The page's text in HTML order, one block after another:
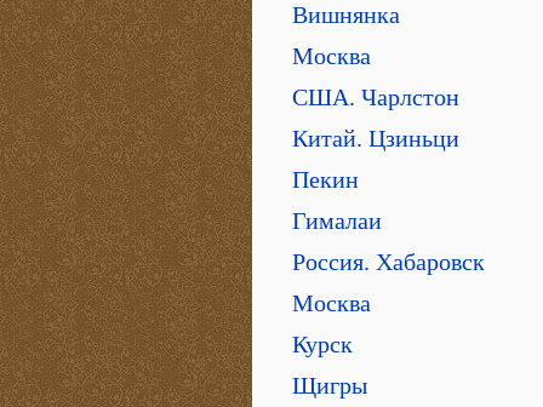
Вишнянка
Москва
США. Чарлстон
Китай. Цзиньци
Пекин
Гималаи
Россия. Хабаровск
Москва
Курск
Щигры